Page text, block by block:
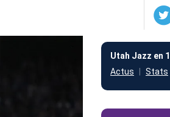
Utah Jazz en
Actus
Stats